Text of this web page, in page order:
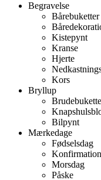
Begravelse
Bårebuketter
Kistepynt
Kranse
Hjerte
Kors
Bryllup
Bilpynt
Mærkedage
Fødselsdag
Konfirmation
Morsdag
Påske